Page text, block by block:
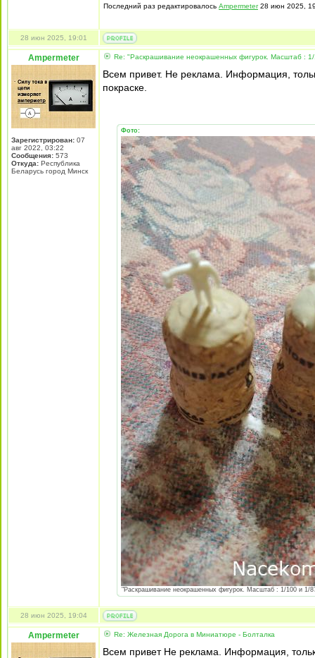
Последний раз редактировалось Ampermeter28 июн 2025,
28 июн 2025, 19:01
Ampermeter
Зарегистрирован: 07
авг 2022, 03:22
Сообщения: 573
Откуда: Республика
Беларусь город Минск
Re: "Раскрашивание неокрашенных фигурок. Масштаб :
Всем привет. Не реклама. Информация,
покраске.
Фото:
"Раскрашивание неокрашенных фигурок. Масштаб : 1/100 и 1/
28 июн 2025, 19:04
Ampermeter Re: Железная Дорога в Миниатюре - Болталка
Всем привет Не реклама. Информация,